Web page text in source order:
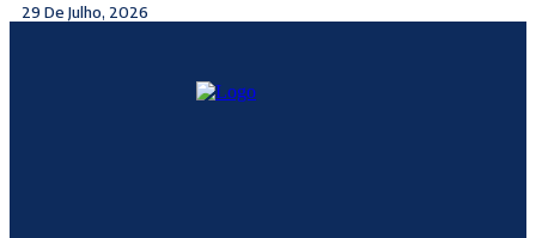
29 De Julho, 2026